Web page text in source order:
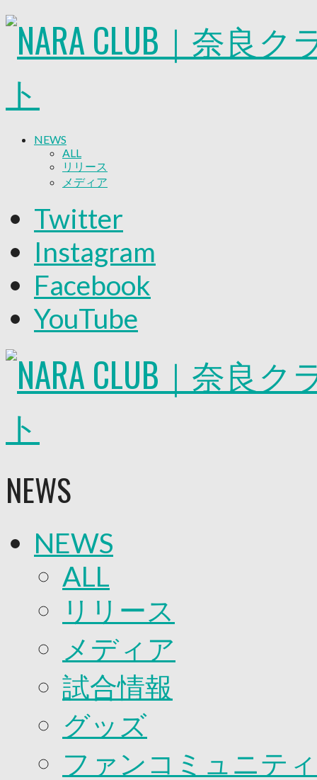
NEWS
ALL
リリース
メディア
グッズ
ファンコミュニティ
普及・育成
ホームタウン
コラム
その他
TEAM
2026/27トップチーム
2026/27トップチームスタッフ
バモス
チアダンススクール
ボランティアチーム「volundeer」
写真・動画使用ガイドライン
ロートフィールド奈良
2026/27
練習見学時のファンサービスについて
奈良クラブ明治安田J3リーグ2026/27シーズン試
奈良クラブ明治安田Ｊ3リーグ 2026/27シーズン
観戦ルール＆マナー
FANCOMMUNITY
2026/27ファンコミュニティ
サポートショップ
オフィシャルストア（実店舗）
オンラインストア
ACADEMY
アカデミーについて
プロジェクト
コーチ&スタッフ
ジュニア
Twitter
Instagram
Facebook
YouTube
NEWS
NEWS
ALL
リリース
メディア
試合情報
グッズ
ファンコミュニティ